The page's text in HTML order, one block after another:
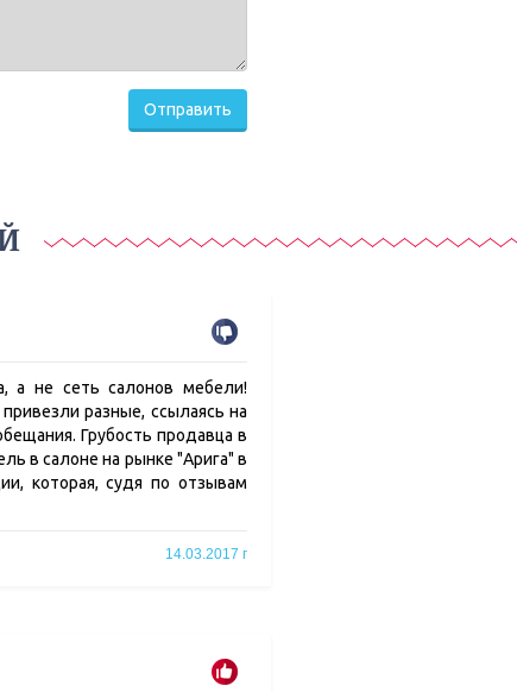
Отправить
а не сеть салонов мебели!
разные, ссылаясь на
Грубость продавца в
в салоне на рынке "Арига" в
которая, судя по отзывам
14.03.2017 г